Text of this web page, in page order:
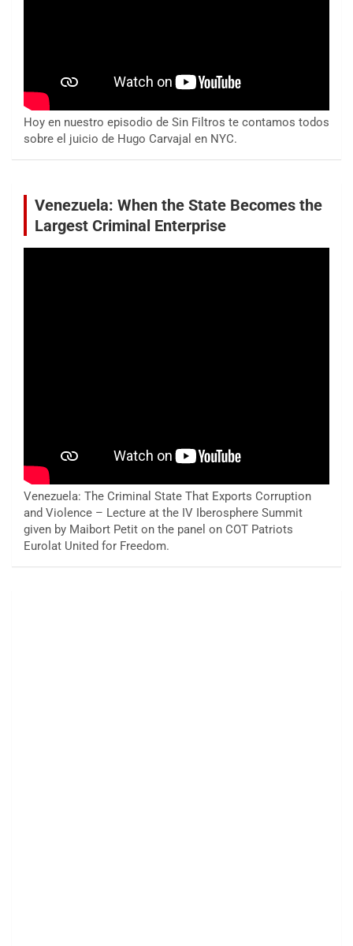
Hoy en nuestro episodio de Sin Filtros te contamos todos
sobre el juicio de Hugo Carvajal en NYC.
Venezuela: When the State Becomes the
Largest Criminal Enterprise
Venezuela: The Criminal State That Exports Corruption
and Violence – Lecture at the IV Iberosphere Summit
given by Maibort Petit on the panel on COT Patriots
Eurolat United for Freedom.